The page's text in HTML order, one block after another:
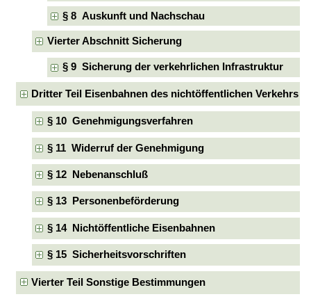
§ 8 Auskunft und Nachschau
Vierter Abschnitt Sicherung
§ 9 Sicherung der verkehrlichen Infrastruktur
Dritter Teil Eisenbahnen des nichtöffentlichen Verkehrs
§ 10 Genehmigungsverfahren
§ 11 Widerruf der Genehmigung
§ 12 Nebenanschluß
§ 13 Personenbeförderung
§ 14 Nichtöffentliche Eisenbahnen
§ 15 Sicherheitsvorschriften
Vierter Teil Sonstige Bestimmungen